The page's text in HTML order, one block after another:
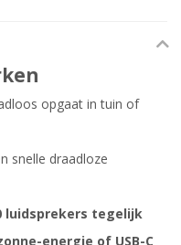
opgaat in tuin of
snelle draadloze
luidsprekers tegelijk
energie of USB-C